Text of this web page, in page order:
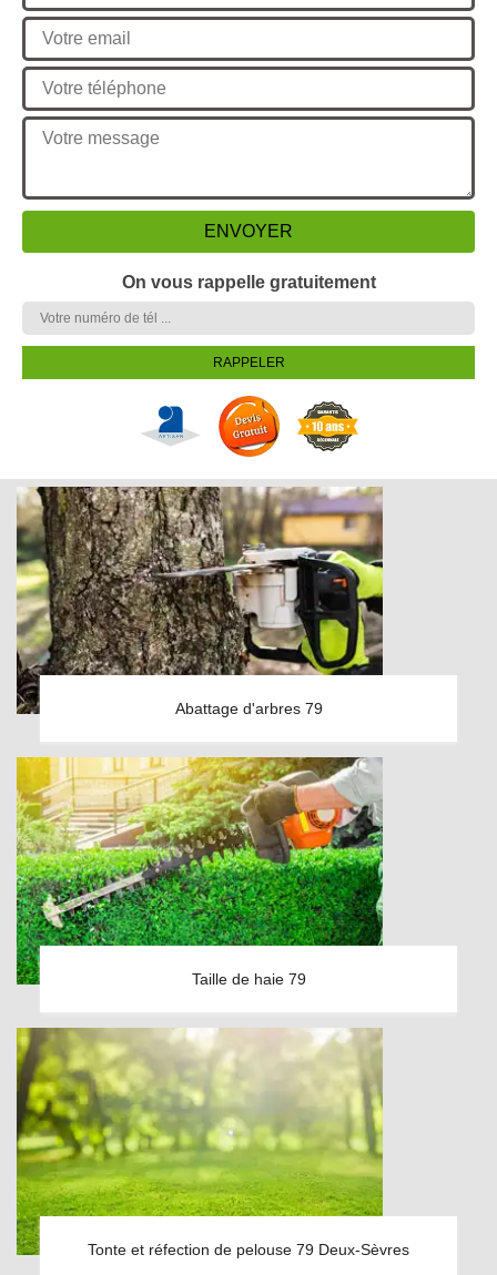
On vous rappelle gratuitement
Abattage d'arbres 79
Taille de haie 79
Tonte et réfection de pelouse 79 Deux-Sèvres